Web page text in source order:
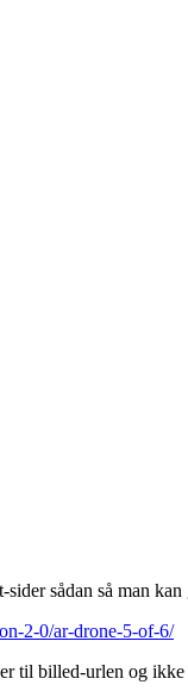
sådan så man
2-0/ar-drone-5-of-6/
til billed-urlen og